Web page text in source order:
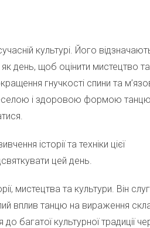
культурі. Його
як день, щоб оцінити мистецтво
гнучкості спини та
і здоровою формою
історії та техніки цієї
цей день.
мистецтва та культури. Він
вплив танцю на вираження
багатої культурної традиції